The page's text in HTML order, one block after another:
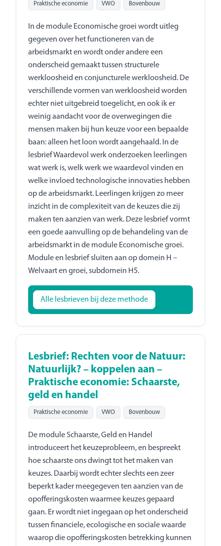
Praktische economie VWO Bovenbouw
In de module Economische groei wordt uitleg
gegeven over het functioneren van de
arbeidsmarkt en wordt onder andere een
onderscheid gemaakt tussen structurele
werkloosheid en conjuncturele werkloosheid. De
verschillende vormen van werkloosheid worden
echter niet uitgebreid toegelicht, en ook ik er
weinig aandacht voor de overwegingen die
mensen maken bij hun keuze voor een bepaalde
baan: alleen het loon wordt aangehaald. In de
lesbrief Waardevol werk onderzoeken leerlingen
wat werk is, welk werk we waardevol vinden en
welke invloed technologische innovaties hebben
op de arbeidsmarkt. Leerlingen krijgen zo meer
inzicht in de complexiteit van de keuzes die zij
maken ten aanzien van werk. Deze lesbrief vormt
een goede aanvulling op de behandeling van de
arbeidsmarkt in de module Economische groei.
Module en lesbrief sluiten aan op domein H –
Welvaart en groei, subdomein H5.
Alle lesbrieven bij deze methode
Lesbrief: Rechten voor de Natuur:
Natuurlijk? – koppelen aan –
Praktische economie: Schaarste,
geld en handel
Praktische economie VWO Bovenbouw
De module Schaarste, Geld en Handel
introduceert het keuzeprobleem, en bespreekt
hoe schaarste ons dwingt tot het maken van
keuzes. Daarbij wordt echter slechts een zeer
beperkt kader meegegeven ten aanzien van de
opofferingskosten waarmee keuzes gepaard
gaan. Er wordt niet ingegaan op het onderscheid
tussen financiele, ecologische en sociale waarde
waarop die opofferingskosten betrekking kunnen